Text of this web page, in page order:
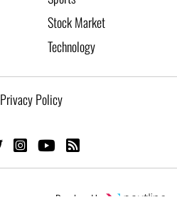
Stock Market
Technology
Privacy Policy
Developed by